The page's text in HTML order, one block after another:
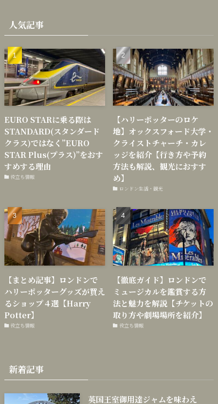
人気記事
EURO STARに乗る際は
STANDARD(スタンダード
クラス)ではなく”EURO
STAR Plus(プラス)”をおす
すめする理由
役立ち情報
【ハリーポッターのロケ
地】オックスフォード大学・
クライストチャーチ・カレ
ッジを紹介【行き方や予約
方法も解説、観光におすす
め】
ロンドン生活・観光
【まとめ記事】ロンドンで
ハリーポッターグッズが買え
るショップ４選【Harry
Potter】
役立ち情報
【徹底ガイド】ロンドンで
ミュージカルを鑑賞する方
法と魅力を解説【チケットの
取り方や劇場場所を紹介】
役立ち情報
新着記事
英国王室御用達ジャムを味わえ